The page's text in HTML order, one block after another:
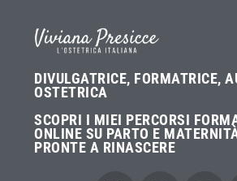
DIVULGATRICE, FORMATRICE,
OSTETRICA
SCOPRI I MIEI PERCORSI
ONLINE SU PARTO E
PRONTE A RINASCERE